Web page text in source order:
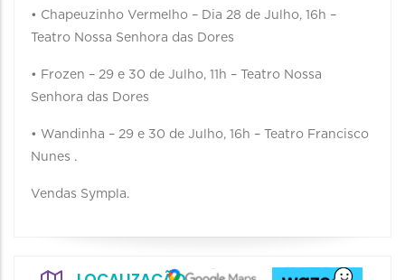
• Chapeuzinho Vermelho – Dia 28 de Julho, 16h –
Teatro Nossa Senhora das Dores
• Frozen – 29 e 30 de Julho, 11h – Teatro Nossa
Senhora das Dores
• Wandinha – 29 e 30 de Julho, 16h – Teatro Francisco
Nunes .
Vendas Sympla.